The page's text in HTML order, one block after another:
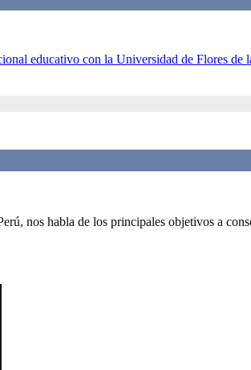
educativo con la Universidad de Flores de
nos habla de los principales objetivos a